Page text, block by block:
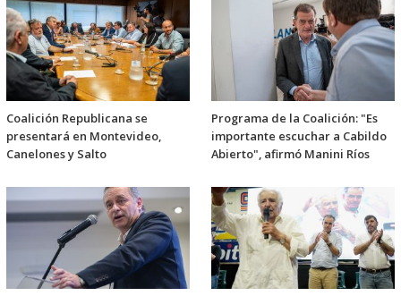
Coalición Republicana se
presentará en Montevideo,
Canelones y Salto
Programa de la Coalición: "Es
importante escuchar a Cabildo
Abierto", afirmó Manini Ríos